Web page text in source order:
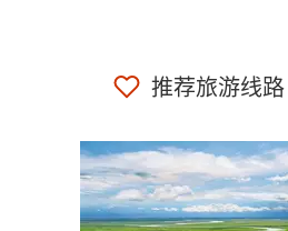
推荐旅游线路